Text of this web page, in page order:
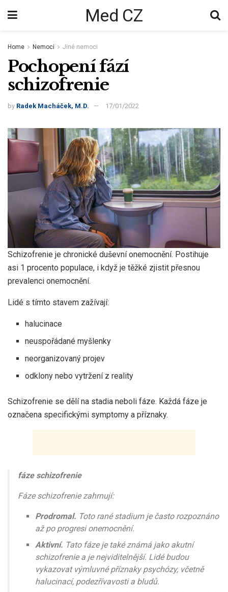
Med CZ
Home Nemoci Jiné nemoci
Pochopení fází
schizofrenie
by Radek Macháček, M.D. 17/01/2022
Schizofrenie je chronické duševní onemocnění. Postihuje
asi 1 procento populace, i když je těžké zjistit přesnou
prevalenci onemocnění.
Lidé s tímto stavem zažívají:
halucinace
neuspořádané myšlenky
neorganizovaný projev
odklony nebo vytržení z reality
Schizofrenie se dělí na stadia neboli fáze. Každá fáze je
označena specifickými symptomy a příznaky.
fáze schizofrenie
Fáze schizofrenie zahrnují:
Prodromal. Toto rané stadium je často rozpoznáno
až po progresi onemocnění.
Aktivní. Tato fáze je také známá jako akutní
schizofrenie a je nejviditelnější. Lidé budou
vykazovat výmluvné příznaky psychózy, včetně
halucinací, podezřívavosti a bludů.